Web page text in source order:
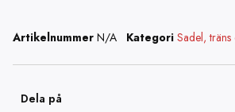
Artikelnummer N/A Kategori Sadel,
Dela på